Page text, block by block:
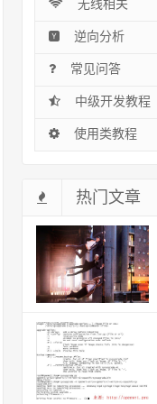
无线相关
逆向分析
常见问答
中级开发教程
使用类教程
热门文章